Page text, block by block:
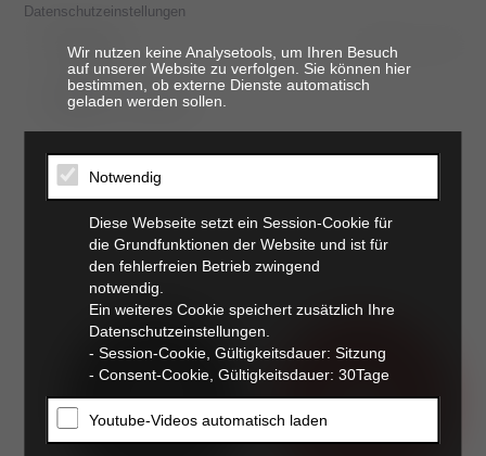
Datenschutzeinstellungen
Wir nutzen keine Analysetools, um Ihren Besuch
auf unserer Website zu verfolgen. Sie können hier
bestimmen, ob externe Dienste automatisch
geladen werden sollen.
Notwendig
Diese Webseite setzt ein Session-Cookie für
die Grundfunktionen der Website und ist für
den fehlerfreien Betrieb zwingend
notwendig.
Ein weiteres Cookie speichert zusätzlich Ihre
Datenschutzeinstellungen.
- Session-Cookie, Gültigkeitsdauer: Sitzung
- Consent-Cookie, Gültigkeitsdauer: 30Tage
Youtube-Videos automatisch laden
t. 06821 17 94 94
online
termin
buchung
notfall
und
station